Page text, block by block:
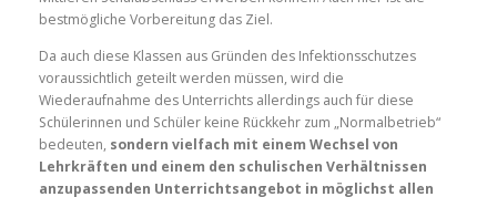
bestmögliche Vorbereitung das Ziel.
Da auch diese Klassen aus Gründen des Infektionsschutzes
voraussichtlich geteilt werden müssen, wird die
Wiederaufnahme des Unterrichts allerdings auch für diese
Schülerinnen und Schüler keine Rückkehr zum „Normalbetrieb“
bedeuten, sondern vielfach mit einem Wechsel von
Lehrkräften und einem den schulischen Verhältnissen
anzupassenden Unterrichtsangebot in möglichst allen